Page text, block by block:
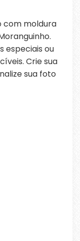
com moldura
especiais ou
Crie sua
sua foto